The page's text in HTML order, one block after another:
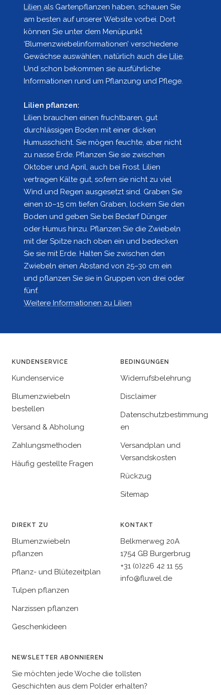
Lilien als Gartenpflanzen haben, schauen Sie
am besten auf unserer Website vorbei. Dort
können Sie unter dem Menüpunkt
‘Blumenzwiebelinformationen’ verschiedene
Gewächse auswählen, natürlich auch die Lilie.
Und schon bekommen sie ausführliche
Informationen rund um Pflanzung und Pflege.
Lilien pflanzen:
Lilien brauchen einen fruchtbaren, gut
durchlässigen Boden mit einer dicken
Humusschicht. Sie mögen feuchte, aber nicht
zu nasse Erde. Pflanzen Sie sie zwischen
Oktober und April, auch bei Frost. Lilien
vertragen Kälte gut, sofern sie nicht zu viel
Wind und Regen ausgesetzt sind. Graben Sie
einen 10–15 cm tiefen Graben, lockern Sie den
Boden und geben Sie bei Bedarf Dünger
oder Humus hinzu. Pflanzen Sie die Zwiebeln
mit der Spitze nach oben ein und bedecken
Sie sie mit Erde. Halten Sie zwischen den
Zwiebeln einen Abstand von 25–30 cm ein
und pflanzen Sie sie in Gruppen von drei oder
fünf.
Weitere Informationen zu Lilien
KUNDENSERVICE
Kundenservice
Blumenzwiebeln
bestellen
Versand & Abholung
Zahlungsmethoden
Häufig gestellte Fragen
BEDINGUNGEN
Widerrufsbelehrung
Disclaimer
Datenschutzbestimmung
en
Versandplan und
Versandskosten
Rückzug
Sitemap
DIREKT ZU
Blumenzwiebeln
pflanzen
Pflanz- und Blütezeitplan
Tulpen pflanzen
Narzissen pflanzen
Geschenkideen
KONTAKT
Belkmerweg 20A
1754 GB Burgerbrug
+31 (0)226 42 11 55
info@fluwel.de
NEWSLETTER ABONNIEREN
Sie möchten jede Woche die tollsten
Geschichten aus dem Polder erhalten?